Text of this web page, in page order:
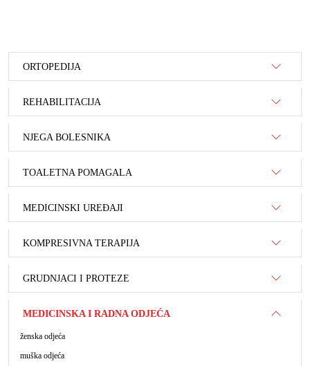
ORTOPEDIJA
REHABILITACIJA
NJEGA BOLESNIKA
TOALETNA POMAGALA
MEDICINSKI UREĐAJI
KOMPRESIVNA TERAPIJA
GRUDNJACI I PROTEZE
MEDICINSKA I RADNA ODJEĆA
ženska odjeća
muška odjeća